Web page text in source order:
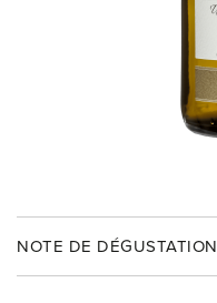
NOTE DE DÉGUSTATION